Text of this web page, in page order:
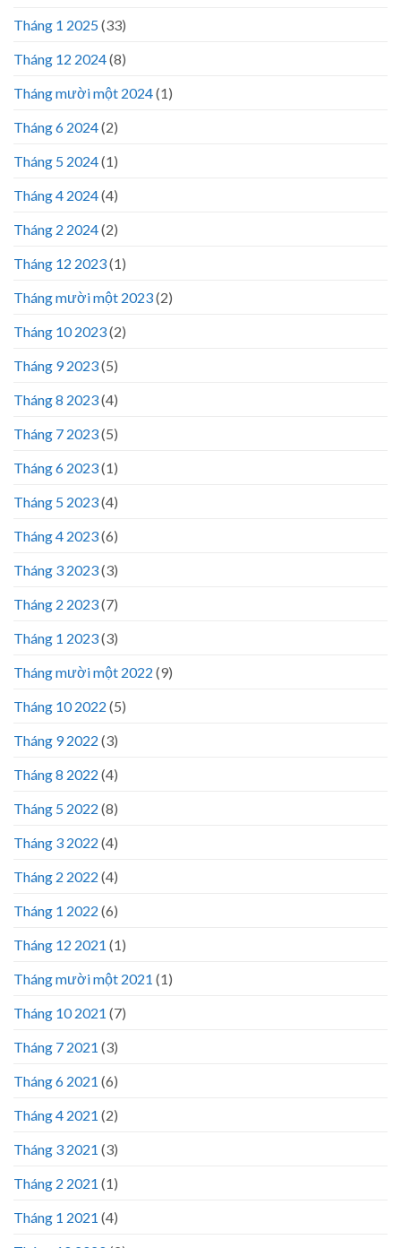
Tháng 1 2025(33)
Tháng 12 2024(8)
Tháng mười một 2024(1)
Tháng 6 2024(2)
Tháng 5 2024(1)
Tháng 4 2024(4)
Tháng 2 2024(2)
Tháng 12 2023(1)
Tháng mười một 2023(2)
Tháng 10 2023(2)
Tháng 9 2023(5)
Tháng 8 2023(4)
Tháng 7 2023(5)
Tháng 6 2023(1)
Tháng 5 2023(4)
Tháng 4 2023(6)
Tháng 3 2023(3)
Tháng 2 2023(7)
Tháng 1 2023(3)
Tháng mười một 2022 (9)
Tháng 10 2022 (5)
Tháng 9 2022 (3)
Tháng 8 2022 (4)
Tháng 5 2022 (8)
Tháng 3 2022 (4)
Tháng 2 2022 (4)
Tháng 1 2022 (6)
Tháng 12 2021 (1)
Tháng mười một 2021 (1)
Tháng 10 2021 (7)
Tháng 7 2021 (3)
Tháng 6 2021 (6)
Tháng 4 2021 (2)
Tháng 3 2021 (3)
Tháng 2 2021 (1)
Tháng 1 2021 (4)